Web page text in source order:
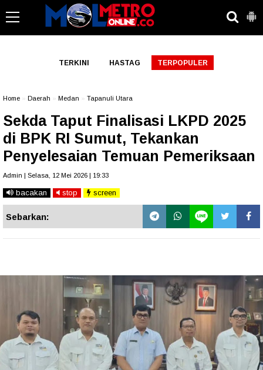
TERKINI HASTAG TERPOPULER
Home Daerah Medan Tapanuli Utara
Sekda Taput Finalisasi LKPD 2025
di BPK RI Sumut, Tekankan
Penyelesaian Temuan Pemeriksaan
Admin | Selasa, 12 Mei 2026 | 19:33
bacakan stop screen
Sebarkan: